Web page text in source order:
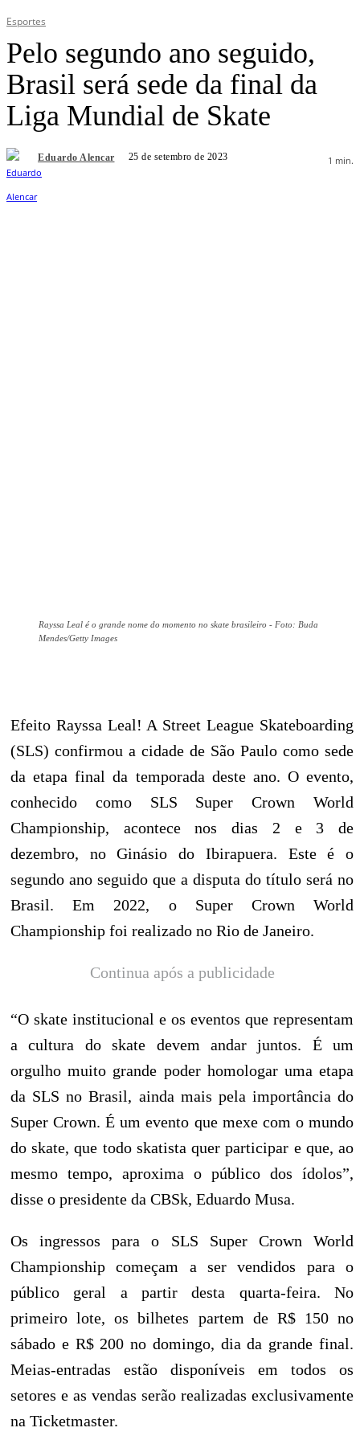
Esportes
Pelo segundo ano seguido,
Brasil será sede da final da
Liga Mundial de Skate
Eduardo Alencar 25 de setembro de 2023 1 min.
Rayssa Leal é o grande nome do momento no skate brasileiro - Foto: Buda
Mendes/Getty Images
Efeito Rayssa Leal! A Street League Skateboarding
(SLS) confirmou a cidade de São Paulo como sede
da etapa final da temporada deste ano. O evento,
conhecido como SLS Super Crown World
Championship, acontece nos dias 2 e 3 de
dezembro, no Ginásio do Ibirapuera. Este é o
segundo ano seguido que a disputa do título será no
Brasil. Em 2022, o Super Crown World
Championship foi realizado no Rio de Janeiro.
Continua após a publicidade
“O skate institucional e os eventos que representam
a cultura do skate devem andar juntos. É um
orgulho muito grande poder homologar uma etapa
da SLS no Brasil, ainda mais pela importância do
Super Crown. É um evento que mexe com o mundo
do skate, que todo skatista quer participar e que, ao
mesmo tempo, aproxima o público dos ídolos”,
disse o presidente da CBSk, Eduardo Musa.
Os ingressos para o SLS Super Crown World
Championship começam a ser vendidos para o
público geral a partir desta quarta-feira. No
primeiro lote, os bilhetes partem de R$ 150 no
sábado e R$ 200 no domingo, dia da grande final.
Meias-entradas estão disponíveis em todos os
setores e as vendas serão realizadas exclusivamente
na Ticketmaster.